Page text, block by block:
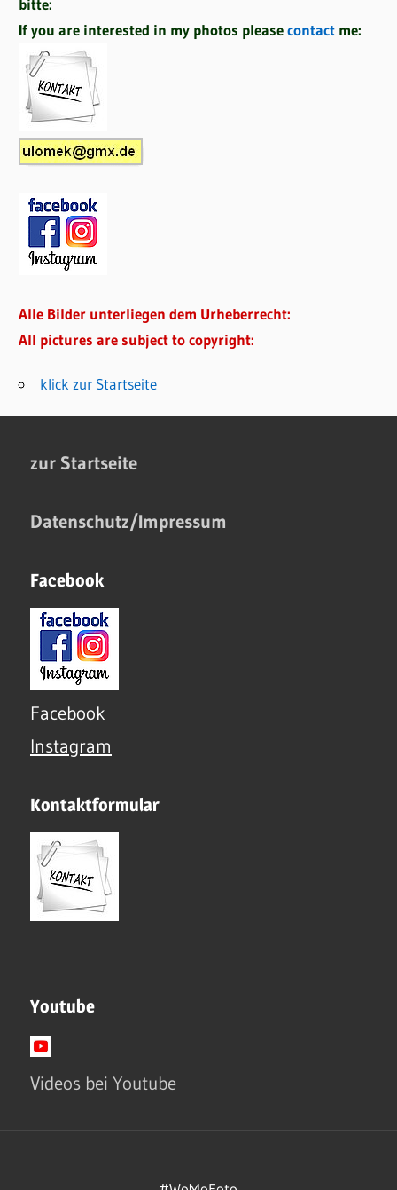
If you are interested in my photos pleasecontact me:
Alle Bilder unterliegen dem Urheberrecht:
All pictures are subject to copyright:
klick zur Startseite
zur Startseite
Datenschutz/Impressum
Facebook
Facebook
Instagram
Kontaktformular
Youtube
Videos bei Youtube